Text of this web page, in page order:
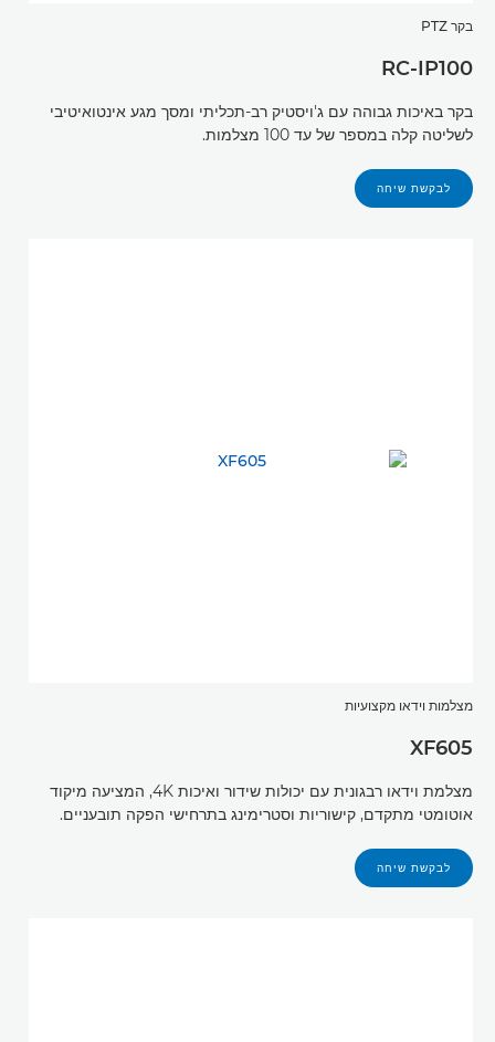
בקר PTZ
RC-IP100
בקר באיכות גבוהה עם ג'ויסטיק רב-תכליתי ומסך מגע אינטואיטיבי
לשליטה קלה במספר של עד 100 מצלמות.
לבקשת שיחה
מצלמות וידאו מקצועיות
XF605
מצלמת וידאו רבגונית עם יכולות שידור ואיכות 4K, המציעה מיקוד
אוטומטי מתקדם, קישוריות וסטרימינג בתרחישי הפקה תובעניים.
לבקשת שיחה